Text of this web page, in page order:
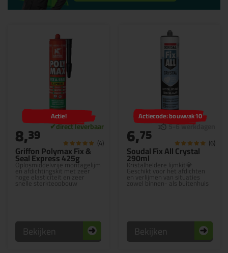
Griffon Polymax Fix &
Seal Express 425g
Oplosmiddelvrije montagelijm
en afdichtingskit met zeer
hoge elasticiteit en zeer
snelle sterkteopbouw
Actie!
8,39 (4)
Bekijken
Soudal Fix All Crystal
290ml
Kristalheldere lijmkit💎
Geschikt voor het afdichten
en verlijmen van situaties
zowel binnen- als buitenhuis
Actiecode: bouwvak10
6,75 (6)
Bekijken